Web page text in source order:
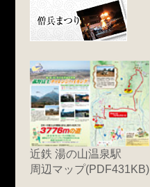
近鉄 湯の山温泉駅
周辺マップ(PDF431KB)